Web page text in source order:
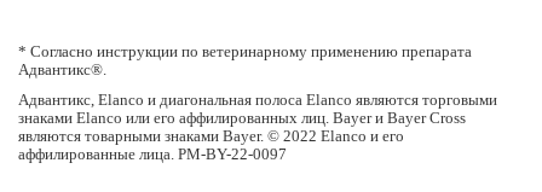
* Согласно инструкции по ветеринарному применению препарата
Адвантикс®.​
Адвантикс, Elanco и диагональная полоса Elanco являются торговыми
знаками Elanco или его аффилированных лиц. Bayer и Bayer Cross
являются товарными знаками Bayer. © 2022 Elanco и его
аффилированные лица. PM-BY-22-0097